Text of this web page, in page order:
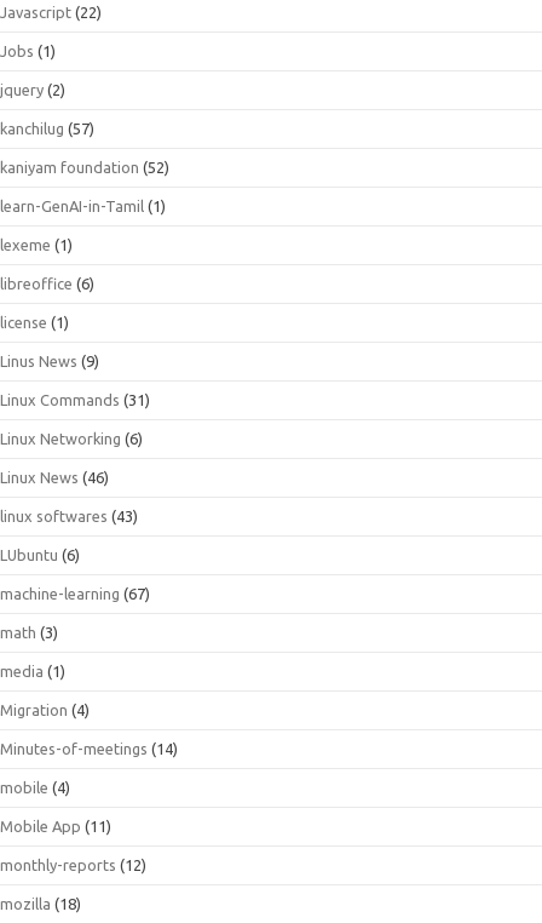
Javascript (22)
Jobs (1)
jquery (2)
kanchilug (57)
kaniyam foundation (52)
learn-GenAI-in-Tamil (1)
lexeme (1)
libreoffice (6)
license (1)
Linus News (9)
Linux Commands (31)
Linux Networking (6)
Linux News (46)
linux softwares (43)
LUbuntu (6)
machine-learning (67)
math (3)
media (1)
Migration (4)
Minutes-of-meetings (14)
mobile (4)
Mobile App (11)
monthly-reports (12)
mozilla (18)